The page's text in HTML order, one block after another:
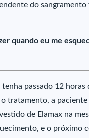
do sangramento
quando eu me
tenha passado 12
tratamento, a
de Elamax na
e o próximo